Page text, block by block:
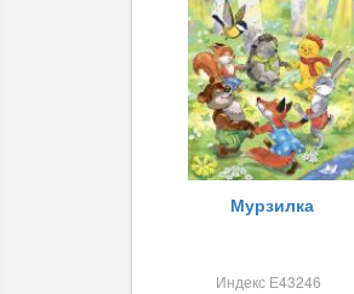
Мурзилка
Индекс Е43246